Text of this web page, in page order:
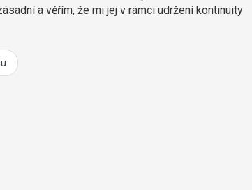
e
a věřím, že mi jej v rámci udržení kontinuity